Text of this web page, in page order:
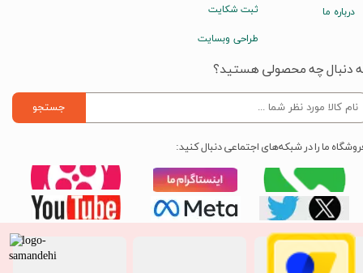
ثبت شکایت
طراحی وبسایت
درباره ما
دنبال چه محصولی هستید؟
جستجو
ما را در شبکه‌های اجتماعی دنبال کنید: